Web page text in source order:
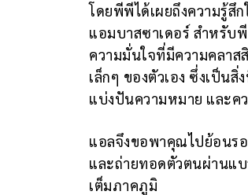
โดยพีพีได้เผยถึงความรู้สึ
แอมบาสซาเดอร์ สำหรับพี
ความมั่นใจที่มีความคลาส
เล็กๆ ของตัวเอง ซึ่งเป็น
แบ่งปันความหมาย และค
แอลจึงขอพาคุณไปย้อนร
และถ่ายทอดตัวตนผ่านแ
เต็มภาคภูมิ